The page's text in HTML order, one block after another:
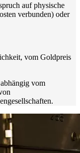
auf physische
verbunden) oder
vom Goldpreis
vom